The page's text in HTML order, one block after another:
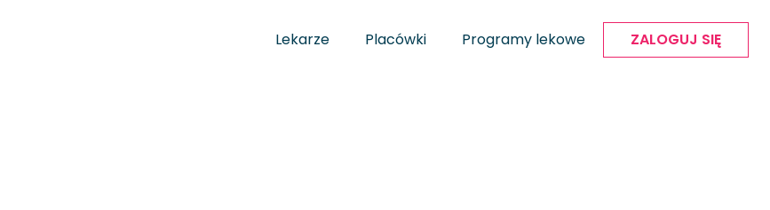
Lekarze Placówki Programy lekowe ZALOGUJ SIĘ